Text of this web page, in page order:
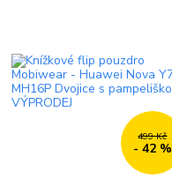
499 Kč
- 42 %